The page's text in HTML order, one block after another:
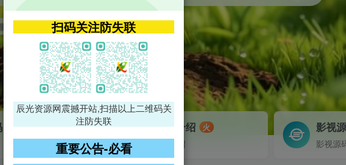
影视 神马 getapp 原神
VIP特权介绍 火
VIP特权介绍
影视
影视源
扫码关注防失联
辰光资源网震撼开站,扫描以上二维码关
注防失联
重要公告-必看